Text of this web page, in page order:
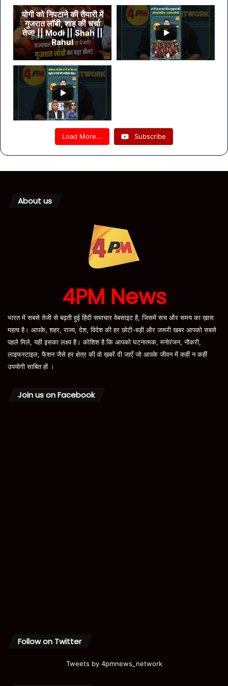
योगी को निपटाने की तैयारी में
गुजरात लॉबी, शाह की चर्चा
तेज! || Modi || Shah ||
Rahul
Load More... Subscribe
About us
4PM News
भारत में सबसे तेजी से बढ़ती हुई हिंदी समाचार वेबसाइट है, जिसमें सच और समय का ख़ास
महत्व है। आपके, शहर, राज्य, देश, विदेश की हर छोटी-बड़ी और जरूरी खबर आपको सबसे
पहले मिले, यही इसका लक्ष्य है। कोशिश है कि आपको घटनात्मक, मनोरंजन, नौकरी,
लाइफस्टाइल, फैशन जैसे हर क्षेत्र की वो ख़बरें दी जाएँ जो आपके जीवन में कहीं न कहीं
उपयोगी साबित हों ।
Join us on Facebook
Follow on Twitter
Tweets by 4pmnews_network